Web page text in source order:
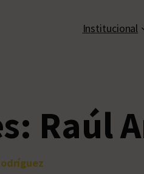
Institucional
Raúl